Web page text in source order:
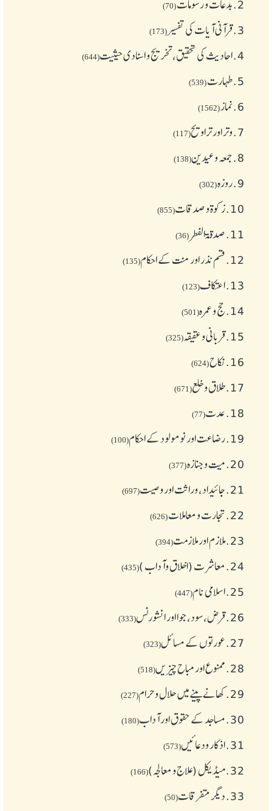
2. بدعات و رسومات(70)
3. قرآنی آیات کی تفسیر(173)
4. احادیث کی تحقیق، تخریج و اسنادی حیثیت(644)
5. طهارت(539)
6. نماز(1562)
7. وتر اور تراویح(117)
8. جمعہ وعیدین(138)
9. روزہ(302)
10. زکوة و صدقات(855)
11. صدقۃ الفطر (36)
12. قسم نذر اور منت کے احکام(135)
13. اعتکاف(123)
14. حج و عمرہ(501)
15. قربانی و عقیقہ(325)
16. نکاح(624)
17. طلاق و خلع(671)
18. عدت(77)
19. رضاعت اور نومولود کے احکام(100)
20. میت و جنازہ(377)
21. جائیداد، وراثت اور وصیت(697)
22. تجارت و معاملات(626)
23. ملازم اور ملازمت(394)
24. معاشرت (اخلاق وآداب )(435)
25. اسلامی نام(447)
26. قرض،سود، جوا اور انشورنس(333)
27. عورتوں کے مسائل(323)
28. ممنوع اور مباح چیز یں(518)
29. کھانے پینے میں حلال و حرام(227)
30. مساجد کے حقوق اور آداب(180)
31. اذکار ودعائیں(573)
32. میڈیکل (علاج و معالجہ)(166)
33. دیگر متفرقات(50)